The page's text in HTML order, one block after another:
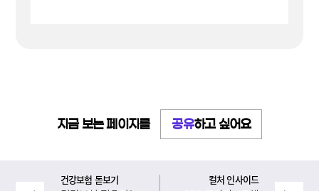
지금 보는 페이지를 공유하고 싶어요
건강보험 돋보기 컬처 인사이드